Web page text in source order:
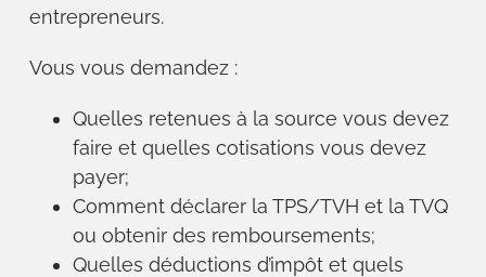
entrepreneurs.
Vous vous demandez :
Quelles retenues à la source vous devez
faire et quelles cotisations vous devez
payer;
Comment déclarer la TPS/TVH et la TVQ
ou obtenir des remboursements;
Quelles déductions d’impôt et quels